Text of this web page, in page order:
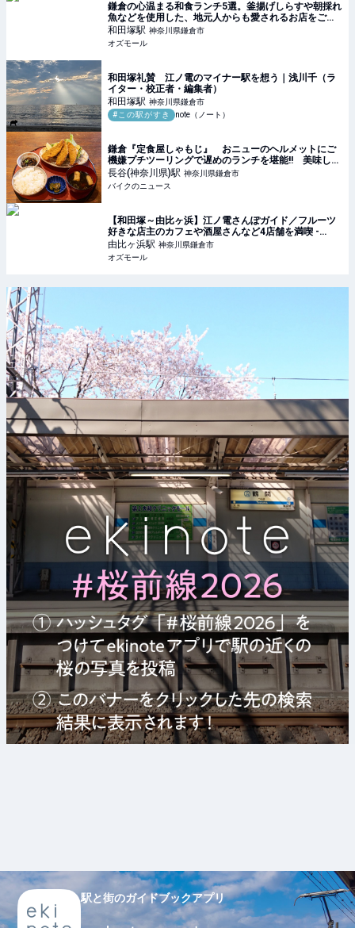
鎌倉の心温まる和食ランチ5選。釜揚げしらすや朝採れ
魚などを使用した、地元人からも愛されるお店をご紹
介 - OZmall
和田塚駅 神奈川県鎌倉市
オズモール
和田塚礼賛 江ノ電のマイナー駅を想う｜浅川千（ラ
イター・校正者・編集者）
和田塚駅 神奈川県鎌倉市
#この駅がすき
note（ノート）
鎌倉『定食屋しゃもじ』 おニューのヘルメットにご
機嫌プチツーリングで遅めのランチを堪能!! 美味しい
アジフライを求めて走る旅
長谷(神奈川県)駅 神奈川県鎌倉市
バイクのニュース
【和田塚～由比ヶ浜】江ノ電さんぽガイド／フルーツ
好きな店主のカフェや酒屋さんなど4店舗を満喫 -
OZmall
由比ヶ浜駅 神奈川県鎌倉市
オズモール
駅と街のガイドブックアプリ